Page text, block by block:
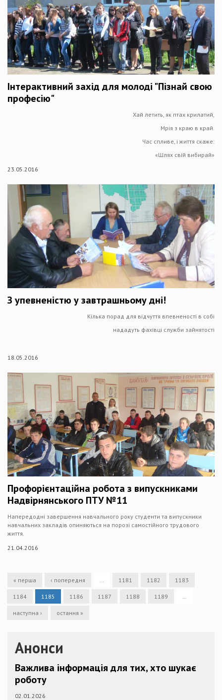
Інтерактивний захід для молоді "Пізнай свою
професію"
Хай летить, як птах крилатий,
Мрія з краю в край.
Час спливе, і життя скаже:
«Шлях свій вибирай»
23.05.2016
З упевненістю у завтрашньому дні!
Кілька порад для відчуття впевненості в собі
нададуть фахівці служби зайнятості
18.05.2016
Профорієнтаційна робота з випускниками
Надвірнянського ПТУ №11
Напередодні завершення навчального року студенти та випускники
навчальних закладів опиняються на порозі самостійного трудового
життя.
21.04.2016
« перша ‹ попередня 1181 1182 1183
1184 1185 1186 1187 1188 1189
наступна › остання »
Анонси
Важлива інформація для тих, хто шукає
роботу
02.01.2026